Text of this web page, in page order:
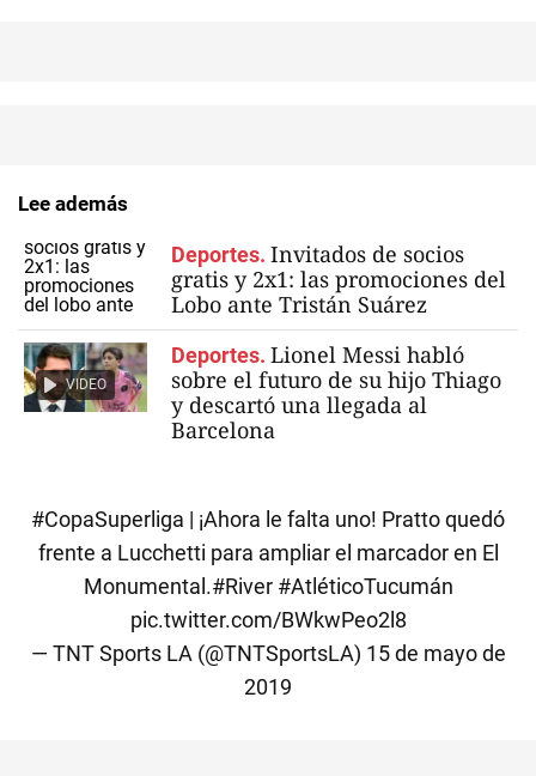
Lee además
Deportes. Invitados de socios
gratis y 2x1: las promociones del
Lobo ante Tristán Suárez
VIDEO
Deportes. Lionel Messi habló
sobre el futuro de su hijo Thiago
y descartó una llegada al
Barcelona
#CopaSuperliga | ¡Ahora le falta uno! Pratto quedó
frente a Lucchetti para ampliar el marcador en El
Monumental.#River #AtléticoTucumán
pic.twitter.com/BWkwPeo2l8
— TNT Sports LA (@TNTSportsLA) 15 de mayo de
2019